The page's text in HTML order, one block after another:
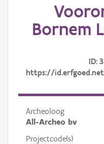
Bornem
ID:
https://
Archeoloog
All-Archeo bv
Projectcode(s)